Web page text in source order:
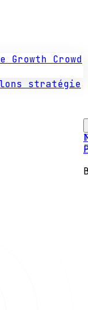
Growth Crowd
stratégie